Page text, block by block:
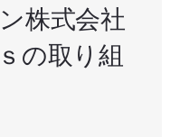
株式会社
の取り組